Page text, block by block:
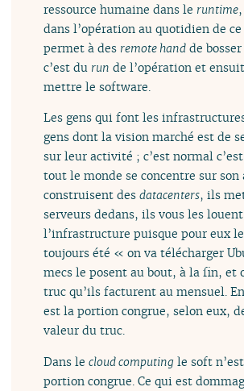
ressource humaine dans le runtime
dans l’opération au quotidien de
permet à des remote hand de
c’est du run de l’opération et
mettre le software.
Les gens qui font les
gens dont la vision marché est de
sur leur activité ; c’est normal
tout le monde se concentre sur
construisent desdatacenters, ils
serveurs dedans, ils vous les
l’infrastructure puisque pour eux
toujours été « on va télécharger
mecs le posent au bout, à la fin, et
truc qu’ils facturent au mensuel.
est la portion congrue, selon eux,
valeur du truc.
Dans lecloud computing le soft
portion congrue. Ce qui est